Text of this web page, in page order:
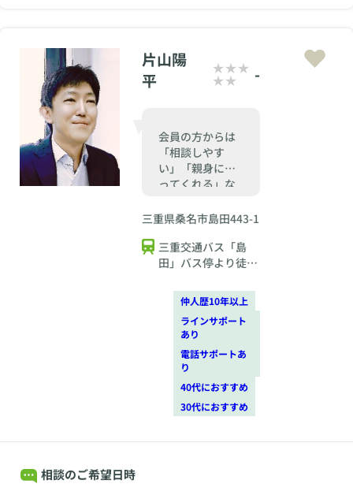
片山陽
平
会員の方からは
「相談しやす
い」「親身にな
ってくれる」な
けることが多い
-
三重県桑名市島田443-1
三重交通バス「島
田」バス停より徒歩
仲人歴10年以上
ラインサポート
あり
電話サポートあ
り
40代におすすめ
30代におすすめ
相談のご希望日時